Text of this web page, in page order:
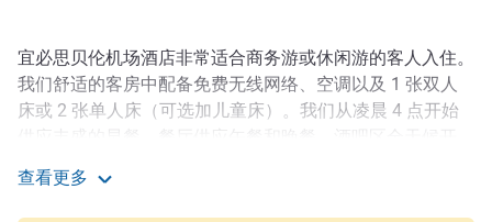
描述
宜必思贝伦机场酒店非常适合商务游或休闲游的客人入住。
我们舒适的客房中配备免费无线网络、空调以及 1 张双人
床或 2 张单人床（可选加儿童床）。我们从凌晨 4 点开始
入住（收费）。
查看更多